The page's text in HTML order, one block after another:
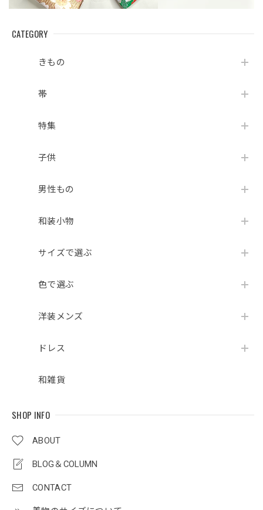
CATEGORY
きもの
帯
特集
子供
男性もの
和装小物
サイズで選ぶ
色で選ぶ
洋装メンズ
ドレス
和雑貨
SHOP INFO
ABOUT
BLOG＆COLUMN
CONTACT